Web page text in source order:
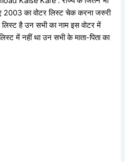
2003 का वोटर लिस्ट चेक करना जरुरी
है उन सभी का नाम इस वोटर में
में नहीं था उन सभी के माता-पिता का